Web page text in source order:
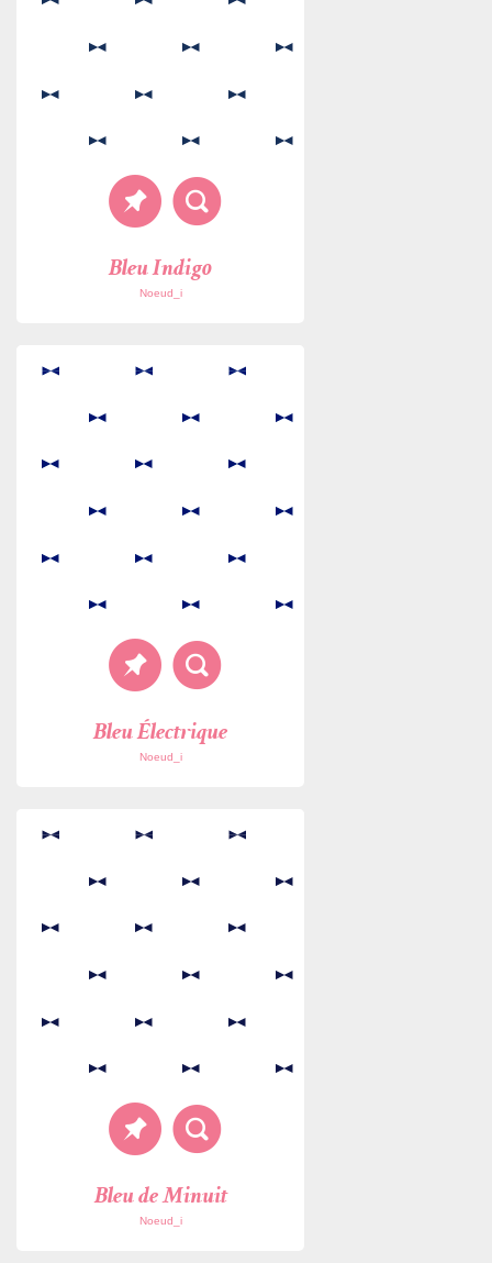
Bleu Indigo
Noeud_i
Bleu Électrique
Noeud_i
Bleu de Minuit
Noeud_i